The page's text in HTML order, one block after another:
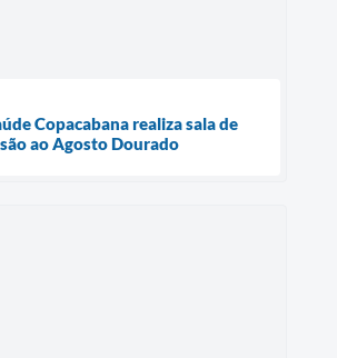
Copacabana realiza sala de
ao Agosto Dourado